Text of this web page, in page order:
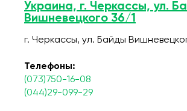
Украина, г. Черкассы, ул.
Вишневецкого 36/1
г. Черкассы, ул. Байды
Телефоны:
(073)750-16-08
(044)29-099-29